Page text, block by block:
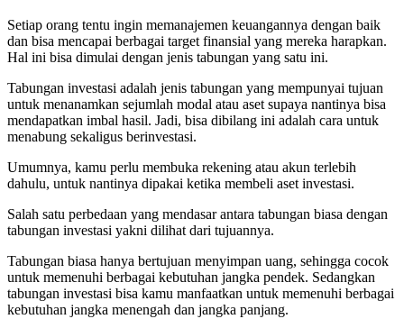
Setiap orang tentu ingin memanajemen keuangannya dengan baik
dan bisa mencapai berbagai target finansial yang mereka harapkan.
Hal ini bisa dimulai dengan jenis tabungan yang satu ini.
Tabungan investasi adalah jenis tabungan yang mempunyai tujuan
untuk menanamkan sejumlah modal atau aset supaya nantinya bisa
mendapatkan imbal hasil. Jadi, bisa dibilang ini adalah cara untuk
menabung sekaligus berinvestasi.
Umumnya, kamu perlu membuka rekening atau akun terlebih
dahulu, untuk nantinya dipakai ketika membeli aset investasi.
Salah satu perbedaan yang mendasar antara tabungan biasa dengan
tabungan investasi yakni dilihat dari tujuannya.
Tabungan biasa hanya bertujuan menyimpan uang, sehingga cocok
untuk memenuhi berbagai kebutuhan jangka pendek. Sedangkan
tabungan investasi bisa kamu manfaatkan untuk memenuhi berbagai
kebutuhan jangka menengah dan jangka panjang.